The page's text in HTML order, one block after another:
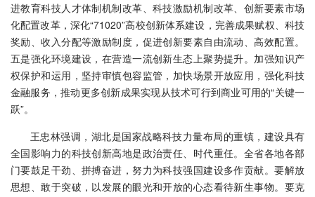
进教育科技人才体制机制改革、科技激励机制改革、创新要素市场
化配置改革，深化“71020”高校创新体系建设，完善成果赋权、科技
奖励、收入分配等激励制度，促进创新要素自由流动、高效配置。
五是强化环境建设，在营造一流创新生态上聚势提升。加强知识产
权保护和运用，坚持审慎包容监管，加快场景开放应用，强化科技
金融服务，推动更多创新成果实现从技术可行到商业可用的“关键一
跃”。
王忠林强调，湖北是国家战略科技力量布局的重镇，建设具有
全国影响力的科技创新高地是政治责任、时代重任。全省各地各部
门要鼓足干劲、拼搏奋进，努力为科技强国建设多作贡献。要解放
思想、敢于突破，以发展的眼光和开放的心态看待新生事物。要克